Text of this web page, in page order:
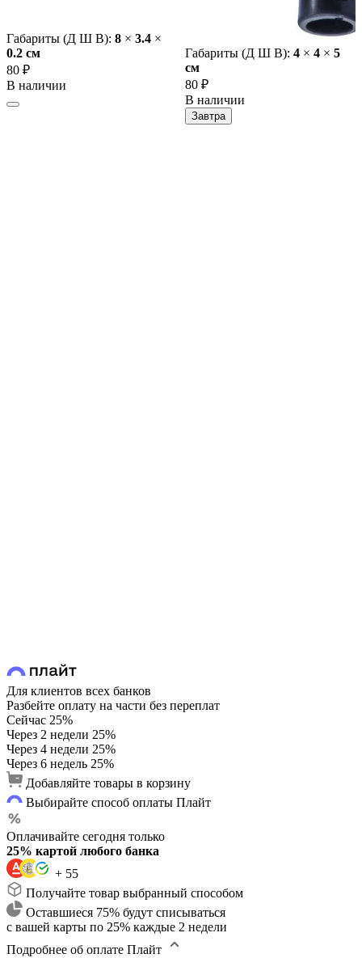
Габариты (Д Ш В): 8 × 3.4 ×
0.2 cм
80 ₽
В наличии
Габариты (Д Ш В): 4 × 4 × 5
cм
80 ₽
В наличии
Завтра
Для клиентов всех банков
Разбейте оплату на части без переплат
Сейчас 25%
Через 2 недели 25%
Через 4 недели 25%
Через 6 недель 25%
Добавляйте товары в корзину
Выбирайте способ оплаты Плайт
Оплачивайте сегодня только
25% картой любого банка
+ 55
Получайте товар выбранный способом
Оставшиеся 75% будут списываться
с вашей карты по 25% каждые 2 недели
Подробнее об оплате Плайт